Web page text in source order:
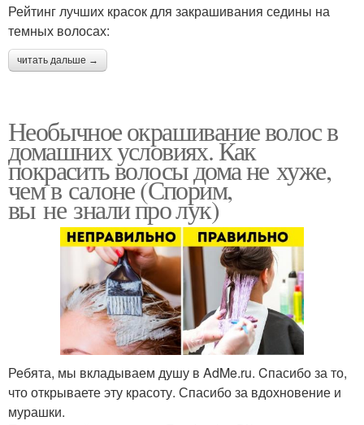
Рейтинг лучших красок для закрашивания седины на
темных волосах:
читать дальше →
Необычное окрашивание волос в
домашних условиях. Как
покрасить волосы дома не хуже,
чем в салоне (Спорим,
вы не знали про лук)
Ребята, мы вкладываем душу в AdMe.ru. Cпасибо за то,
что открываете эту красоту. Спасибо за вдохновение и
мурашки.